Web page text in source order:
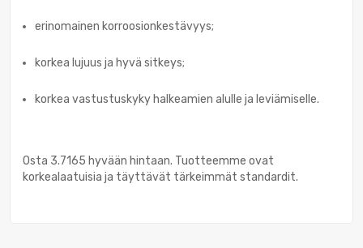
erinomainen korroosionkestävyys;
korkea lujuus ja hyvä sitkeys;
korkea vastustuskyky halkeamien alulle ja leviämiselle.
Osta 3.7165 hyvään hintaan. Tuotteemme ovat
korkealaatuisia ja täyttävät tärkeimmät standardit.